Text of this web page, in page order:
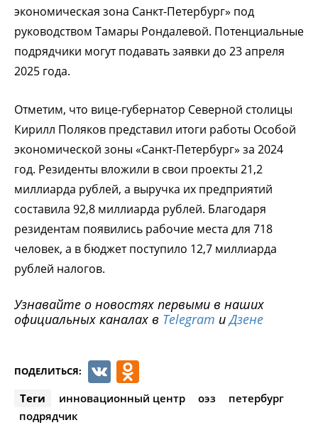
экономическая зона Санкт-Петербург» под
руководством Тамары Рондалевой. Потенциальные
подрядчики могут подавать заявки до 23 апреля
2025 года.
Отметим, что вице-губернатор Северной столицы
Кирилл Поляков представил итоги работы Особой
экономической зоны «Санкт-Петербург» за 2024
год. Резиденты вложили в свои проекты 21,2
миллиарда рублей, а выручка их предприятий
составила 92,8 миллиарда рублей. Благодаря
резидентам появились рабочие места для 718
человек, а в бюджет поступило 12,7 миллиарда
рублей налогов.
Узнавайте о новостях первыми в наших
официальных каналах в Telegram иДзене
ПОДЕЛИТЬСЯ: VK
Теги инновационный центр оэз
петербург
подрядчик